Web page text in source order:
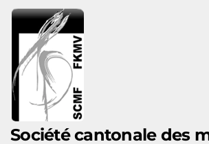
Accéder au contenu principal
Société cantonale des